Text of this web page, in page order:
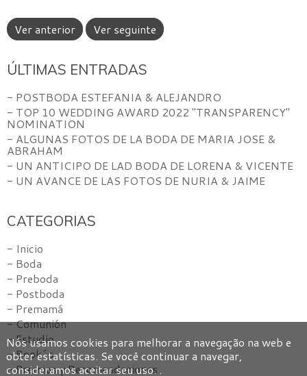
Ver anterior Ver seguinte
ÚLTIMAS ENTRADAS
- POSTBODA ESTEFANIA & ALEJANDRO
- TOP 10 WEDDING AWARD 2022 "TRANSPARENCY"
NOMINATION
- ALGUNAS FOTOS DE LA BODA DE MARIA JOSE &
ABRAHAM
- UN ANTICIPO DE LAD BODA DE LORENA & VICENTE
- UN AVANCE DE LAS FOTOS DE NURIA & JAIME
CATEGORIAS
- Inicio
- Boda
- Preboda
- Postboda
- Premamá
- Comunión
- Estudio
- Book´s
- Premios y Recomendaciones
Nós usamos cookies para melhorar a navegação na web e
obter estatísticas. Se você continuar a navegar,
consideramos aceitar seu uso. .